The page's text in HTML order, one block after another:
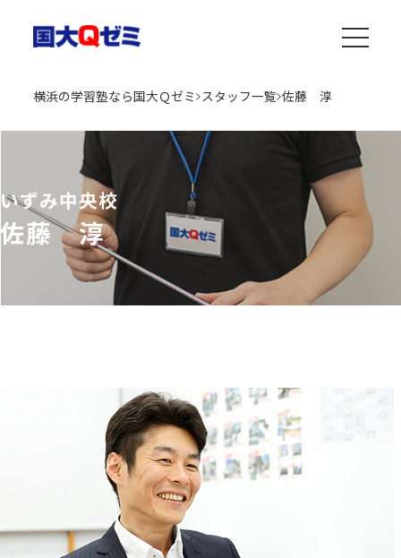
横浜の学習塾なら国大Ｑゼミ スタッフ一覧 佐藤 淳
いずみ中央校
佐藤 淳